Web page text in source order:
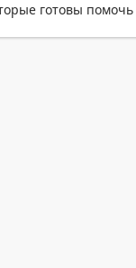
готовы